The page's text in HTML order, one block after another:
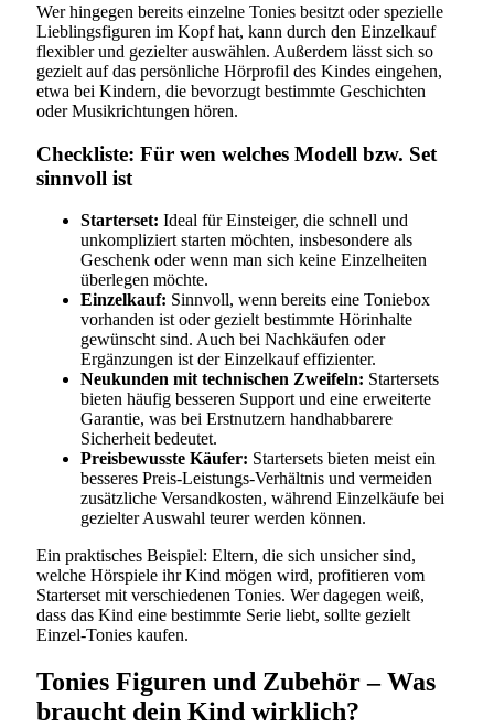
Wer hingegen bereits einzelne Tonies besitzt oder spezielle
Lieblingsfiguren im Kopf hat, kann durch den Einzelkauf
flexibler und gezielter auswählen. Außerdem lässt sich so
gezielt auf das persönliche Hörprofil des Kindes eingehen,
etwa bei Kindern, die bevorzugt bestimmte Geschichten
oder Musikrichtungen hören.
Checkliste: Für wen welches Modell bzw. Set
sinnvoll ist
Starterset: Ideal für Einsteiger, die schnell und
unkompliziert starten möchten, insbesondere als
Geschenk oder wenn man sich keine Einzelheiten
überlegen möchte.
Einzelkauf: Sinnvoll, wenn bereits eine Toniebox
vorhanden ist oder gezielt bestimmte Hörinhalte
gewünscht sind. Auch bei Nachkäufen oder
Ergänzungen ist der Einzelkauf effizienter.
Neukunden mit technischen Zweifeln: Startersets
bieten häufig besseren Support und eine erweiterte
Garantie, was bei Erstnutzern handhabbarere
Sicherheit bedeutet.
Preisbewusste Käufer: Startersets bieten meist ein
besseres Preis-Leistungs-Verhältnis und vermeiden
zusätzliche Versandkosten, während Einzelkäufe bei
gezielter Auswahl teurer werden können.
Ein praktisches Beispiel: Eltern, die sich unsicher sind,
welche Hörspiele ihr Kind mögen wird, profitieren vom
Starterset mit verschiedenen Tonies. Wer dagegen weiß,
dass das Kind eine bestimmte Serie liebt, sollte gezielt
Einzel-Tonies kaufen.
Tonies Figuren und Zubehör – Was
braucht dein Kind wirklich?